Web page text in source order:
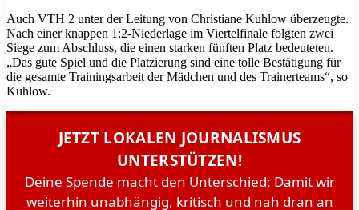
Auch VTH 2 unter der Leitung von Christiane Kuhlow überzeugte.
Nach einer knappen 1:2-Niederlage im Viertelfinale folgten zwei
Siege zum Abschluss, die einen starken fünften Platz bedeuteten.
„Das gute Spiel und die Platzierung sind eine tolle Bestätigung für
die gesamte Trainingsarbeit der Mädchen und des Trainerteams“, so
Kuhlow.
JETZT LOKALEN JOURNALISMUS
UNTERSTÜTZEN!
Deine Spende macht den Unterschied: Damit wir
weiterhin unabhängig, kritisch und nah dran an